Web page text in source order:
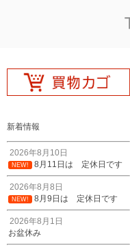
新着情報
2026年8月10日
NEW! 8月11日は 定休日です
2026年8月8日
NEW! 8月9日は 定休日です
2026年8月1日
お盆休み